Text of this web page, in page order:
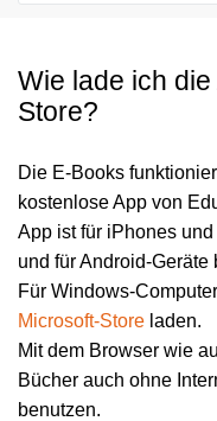
Wie lade ich
Store?
Die E-Books
kostenlose App von
App ist für iPhones
und für Android-Geräte
Für Windows-
Microsoft-Store laden.
Mit dem Browser wie
Bücher auch ohne
benutzen.